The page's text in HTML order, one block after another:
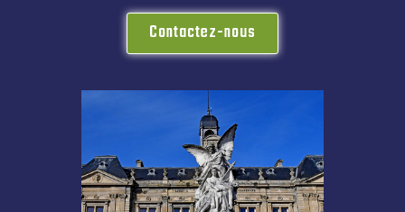
Contactez-nous